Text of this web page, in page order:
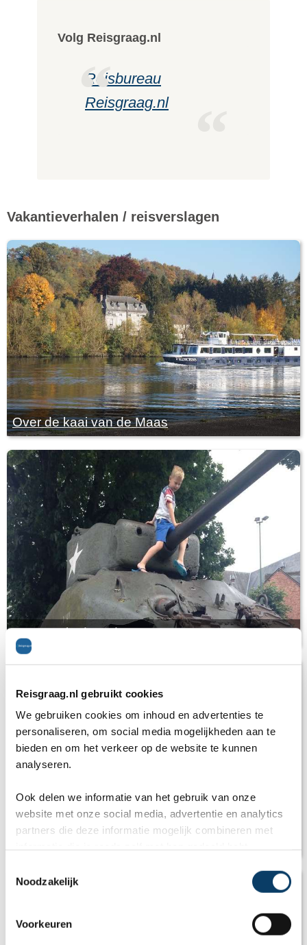
Reisgraag.nl gebruikt cookies
We gebruiken cookies om inhoud en advertenties te
personaliseren, om social media mogelijkheden aan te
bieden en om het verkeer op de website te kunnen
analyseren.
Ook delen we informatie van het gebruik van onze
website met onze social media, advertentie en analytics
partners die deze informatie mogelijk combineren met
Noodzakelijk
Voorkeuren
Volg Reisgraag.nl
Reisbureau
Reisgraag.nl
Vakantieverhalen / reisverslagen
Over de kaai van de Maas
Wennen in de Ardennen
Ontdekkingsreis in België, Frankrijk en